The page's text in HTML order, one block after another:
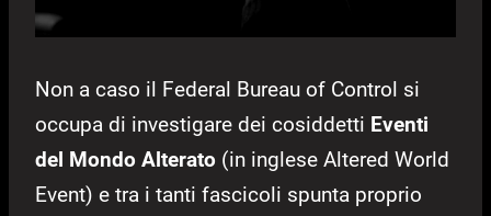
Non a caso il Federal Bureau of Control si
occupa di investigare dei cosiddetti Eventi
del Mondo Alterato (in inglese Altered World
Event) e tra i tanti fascicoli spunta proprio